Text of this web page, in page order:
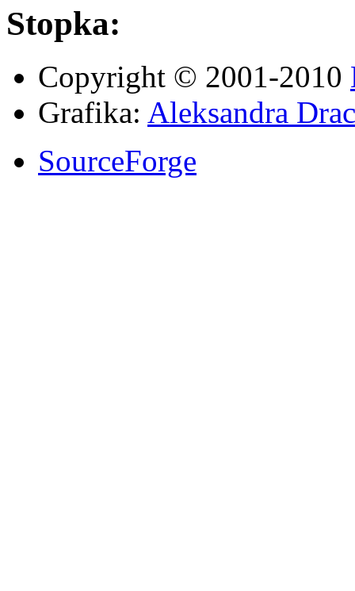
Stopka:
Copyright © 2001-2010
Grafika: Aleksandra
SourceForge